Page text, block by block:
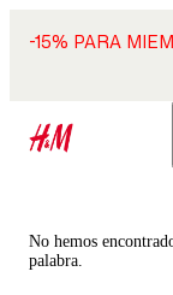
-15% PARA
No hemos
palabra.